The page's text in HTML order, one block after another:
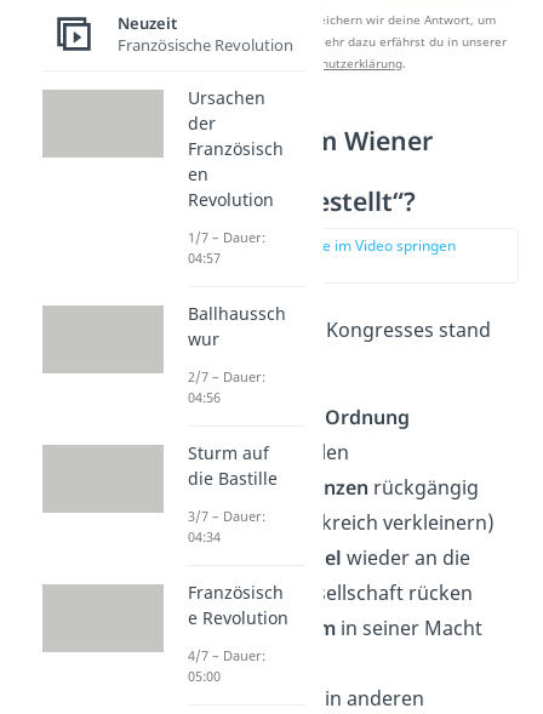
Nach Beantwortung speichern wir deine Antwort, um
Studyflix zu verbessern. Mehr dazu erfährst du in unserer
Datenschutzerklärung.
Was wurde im Wiener
Kongress
„wiederhergestellt“?
zur Stelle im Video springen
Auf dem
des Kongresses stand
Folgendes:
politische Ordnung
wiederherstellen
dieLändergrenzen rückgängig
machen (Frankreich verkleinern)
Kirche und Adel wieder an die
Spitze der Gesellschaft rücken
dasBürgertum in seiner Macht
schwächen
in anderen
Neuzeit
Französische Revolution
Ursachen
der
Französisch
en
Revolution
1/7 – Dauer:
04:57
Ballhaussch
wur
2/7 – Dauer:
04:56
Sturm auf
die Bastille
3/7 – Dauer:
04:34
Französisch
e Revolution
4/7 – Dauer:
05:00